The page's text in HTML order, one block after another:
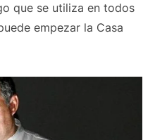
que se utiliza en todos
empezar la Casa